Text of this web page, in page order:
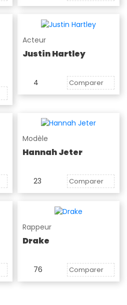
Acteur
Justin Hartley
4 Comparer
Modèle
Hannah Jeter
23 Comparer
Rappeur
Drake
76 Comparer